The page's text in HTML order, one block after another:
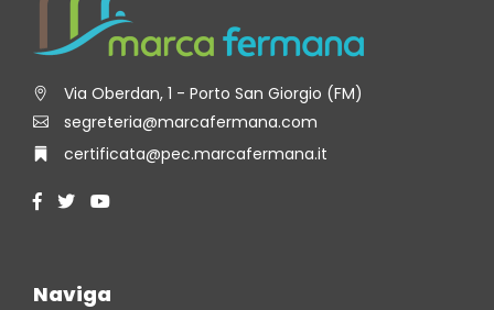
Via Oberdan, 1 - Porto San Giorgio (FM)
segreteria@marcafermana.com
certificata@pec.marcafermana.it
Naviga